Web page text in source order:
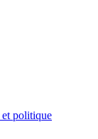
politique